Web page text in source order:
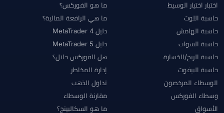
اختبار اختيار الوسيط
حاسبة اللوت
حاسبة الهامش
حاسبة السواب
حاسبة الربح/الخسارة
حاسبة البيفوت
الوسطاء المرخصون
وسطاء الفوركس
الأسواق
ما هو الفوركس؟
ما هي الرافعة المالية؟
دليل MetaTrader 4
دليل MetaTrader 5
هل الفوركس حلال؟
إدارة المخاطر
تداول الذهب
مقارنة الوسطاء
ما هو السكالبينج؟